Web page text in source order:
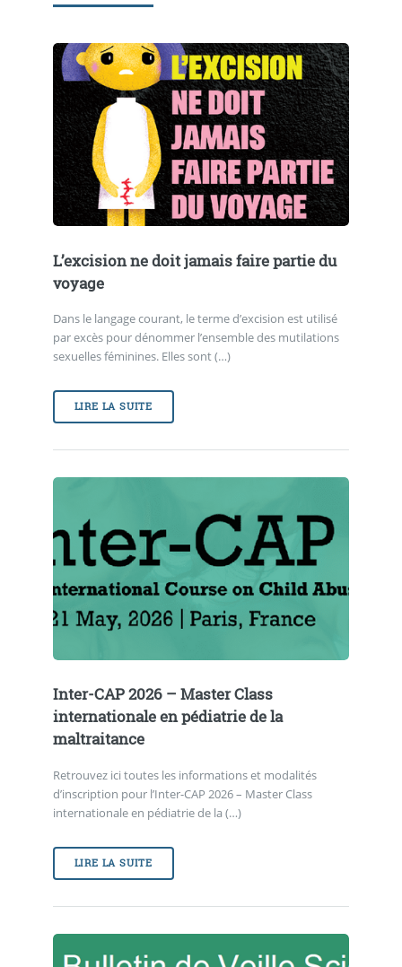
L’excision ne doit jamais faire partie du
voyage
Dans le langage courant, le terme d’excision est utilisé
par excès pour dénommer l’ensemble des mutilations
sexuelles féminines. Elles sont (…)
LIRE LA SUITE
Inter-CAP 2026 – Master Class
internationale en pédiatrie de la
maltraitance
Retrouvez ici toutes les informations et modalités
d’inscription pour l’Inter-CAP 2026 – Master Class
internationale en pédiatrie de la (…)
LIRE LA SUITE